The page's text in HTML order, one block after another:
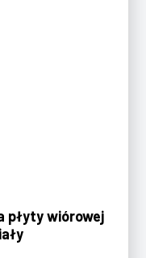
płyty wiórowej